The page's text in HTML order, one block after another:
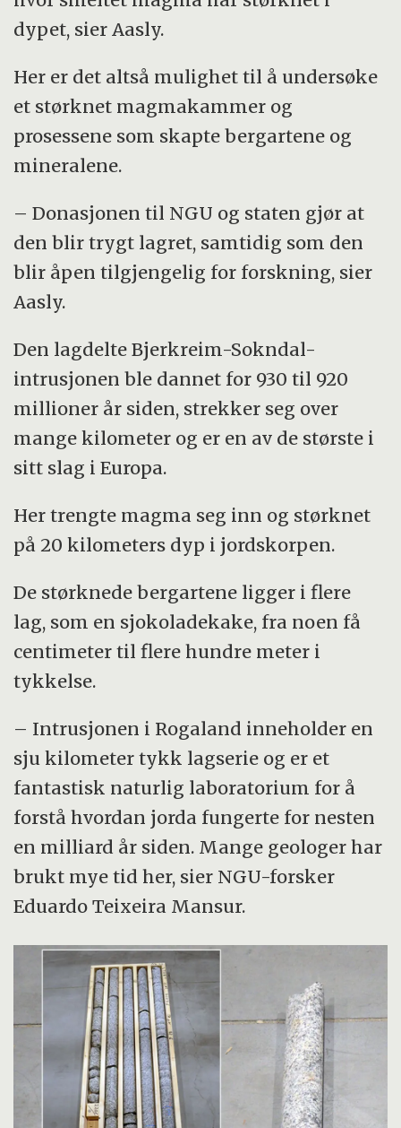
dypet, sier Aasly.
Her er det altså mulighet til å undersøke
et størknet magmakammer og
prosessene som skapte bergartene og
mineralene.
– Donasjonen til NGU og staten gjør at
den blir trygt lagret, samtidig som den
blir åpen tilgjengelig for forskning, sier
Aasly.
Den lagdelte Bjerkreim-Sokndal-
intrusjonen ble dannet for 930 til 920
millioner år siden, strekker seg over
mange kilometer og er en av de største i
sitt slag i Europa.
Her trengte magma seg inn og størknet
på 20 kilometers dyp i jordskorpen.
De størknede bergartene ligger i flere
lag, som en sjokoladekake, fra noen få
centimeter til flere hundre meter i
tykkelse.
– Intrusjonen i Rogaland inneholder en
sju kilometer tykk lagserie og er et
fantastisk naturlig laboratorium for å
forstå hvordan jorda fungerte for nesten
en milliard år siden. Mange geologer har
brukt mye tid her, sier NGU-forsker
Eduardo Teixeira Mansur.